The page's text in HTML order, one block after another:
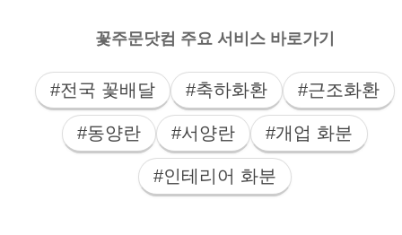
꽃주문닷컴 주요 서비스 바로가기
#전국 꽃배달 #축하화환 #근조화환
#동양란 #서양란 #개업 화분
#인테리어 화분